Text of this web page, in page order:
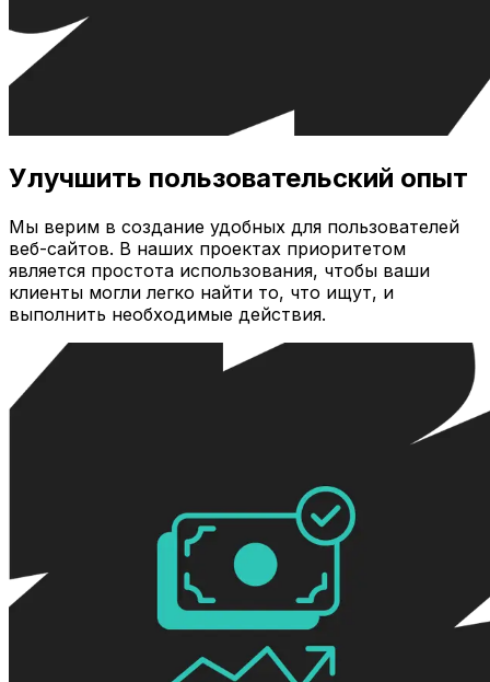
Улучшить пользовательский опыт
Мы верим в создание удобных для пользователей
веб-сайтов. В наших проектах приоритетом
является простота использования, чтобы ваши
клиенты могли легко найти то, что ищут, и
выполнить необходимые действия.